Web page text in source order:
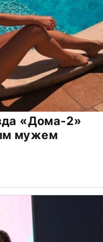
«Дома-2»
мужем